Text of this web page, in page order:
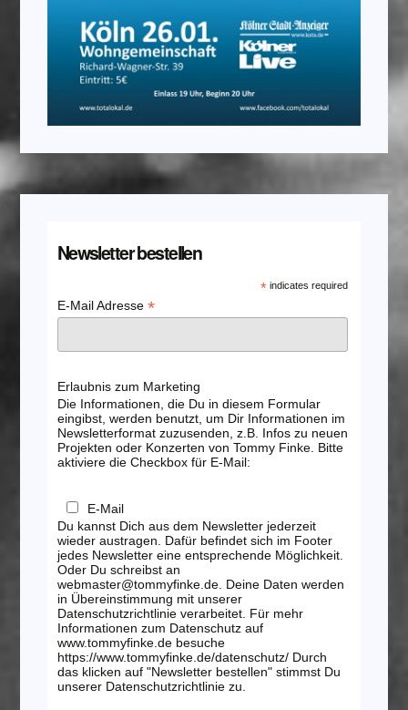
Newsletter bestellen
* indicates required
E-Mail Adresse *
Erlaubnis zum Marketing
Die Informationen, die Du in diesem Formular
eingibst, werden benutzt, um Dir Informationen im
Newsletterformat zuzusenden, z.B. Infos zu neuen
Projekten oder Konzerten von Tommy Finke. Bitte
aktiviere die Checkbox für E-Mail:
E-Mail
Du kannst Dich aus dem Newsletter jederzeit
wieder austragen. Dafür befindet sich im Footer
jedes Newsletter eine entsprechende Möglichkeit.
Oder Du schreibst an
webmaster@tommyfinke.de. Deine Daten werden
in Übereinstimmung mit unserer
Datenschutzrichtlinie verarbeitet. Für mehr
Informationen zum Datenschutz auf
www.tommyfinke.de besuche
https://www.tommyfinke.de/datenschutz/ Durch
das klicken auf "Newsletter bestellen" stimmst Du
unserer Datenschutzrichtlinie zu.